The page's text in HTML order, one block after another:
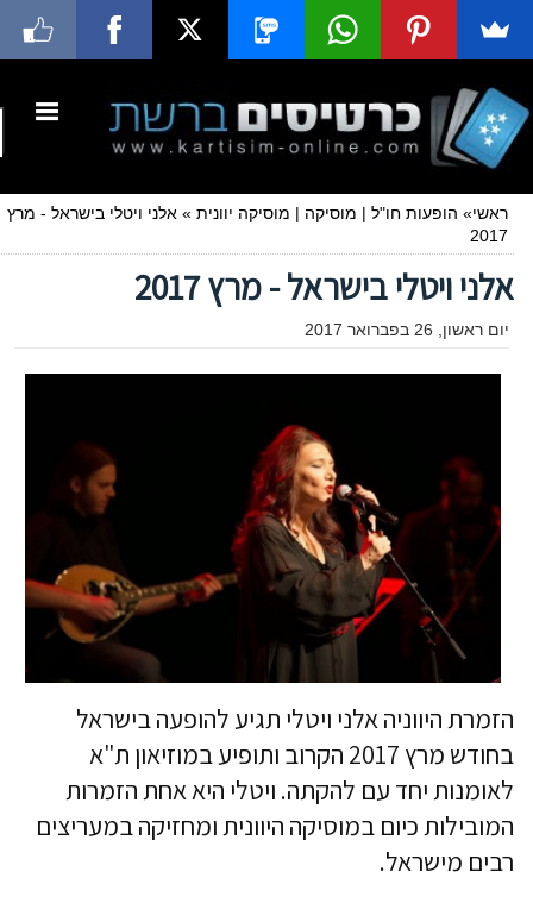
ראשי» הופעות חו"ל | מוסיקה | מוסיקה יוונית » אלני ויטלי בישראל - מרץ
2017
אלני ויטלי בישראל - מרץ 2017
יום ראשון, 26 בפברואר 2017
הזמרת היווניה אלני ויטלי תגיע להופעה בישראל
בחודש מרץ 2017 הקרוב ותופיע במוזיאון ת"א
לאומנות יחד עם להקתה. ויטלי היא אחת הזמרות
המובילות כיום במוסיקה היוונית ומחזיקה במעריצים
רבים מישראל.